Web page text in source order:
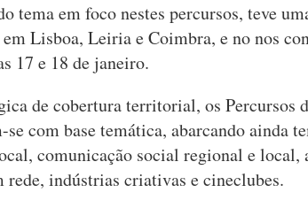
tema em foco nestes percursos, teve
Lisboa, Leiria e Coimbra, e no nos
17 e 18 de janeiro.
de cobertura territorial, os Percursos
com base temática, abarcando ainda
comunicação social regional e local,
rede, indústrias criativas e cineclubes.